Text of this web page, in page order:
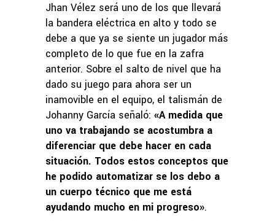
Jhan Vélez será uno de los que llevará
la bandera eléctrica en alto y todo se
debe a que ya se siente un jugador más
completo de lo que fue en la zafra
anterior. Sobre el salto de nivel que ha
dado su juego para ahora ser un
inamovible en el equipo, el talismán de
Johanny García señaló: «A medida que
uno va trabajando se acostumbra a
diferenciar que debe hacer en cada
situación. Todos estos conceptos que
he podido automatizar se los debo a
un cuerpo técnico que me está
ayudando mucho en mi progreso».